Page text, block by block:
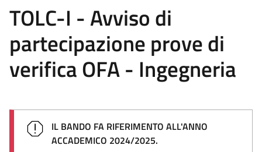
TOLC-I - Avviso di
partecipazione prove di
verifica OFA - Ingegneria
IL BANDO FA RIFERIMENTO ALL'ANNO
ACCADEMICO 2024/2025.